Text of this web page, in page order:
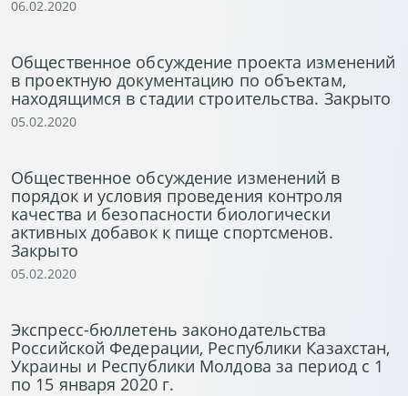
06.02.2020
Общественное обсуждение проекта изменений
в проектную документацию по объектам,
находящимся в стадии строительства. Закрыто
05.02.2020
Общественное обсуждение изменений в
порядок и условия проведения контроля
качества и безопасности биологически
активных добавок к пище спортсменов.
Закрыто
05.02.2020
Экспресс-бюллетень законодательства
Российской Федерации, Республики Казахстан,
Украины и Республики Молдова за период с 1
по 15 января 2020 г.